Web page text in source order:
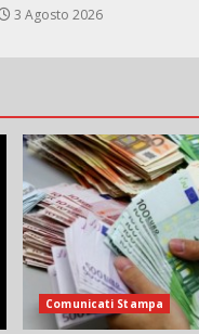
3 Agosto 2026
Comunicati Stampa